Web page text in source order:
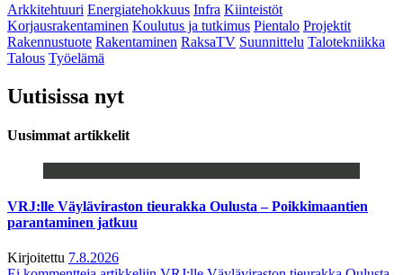
Arkkitehtuuri Energiatehokkuus Infra Kiinteistöt
Korjausrakentaminen Koulutus ja tutkimus Pientalo Projektit
Rakennustuote Rakentaminen RaksaTV Suunnittelu Talotekniikka
Talous Työelämä
Uutisissa nyt
Uusimmat artikkelit
VRJ:lle Väyläviraston tieurakka Oulusta – Poikkimaantien
parantaminen jatkuu
Kirjoitettu 7.8.2026